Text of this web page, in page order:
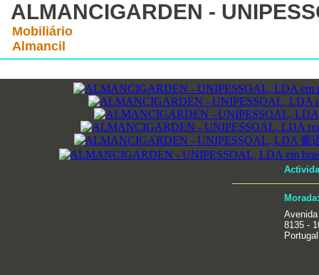
ALMANCIGARDEN -
Mobiliário
Almancil
8135 -
Portugal